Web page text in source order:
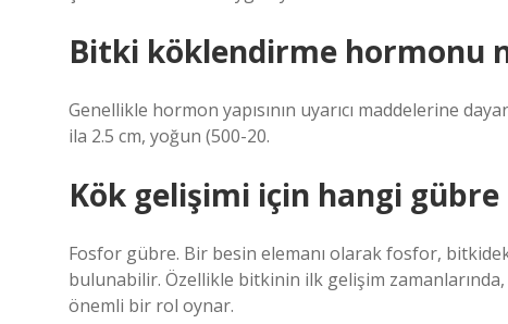
Bitki köklendirme hormonu
Genellikle hormon yapısının uyarıcı maddelerine
ila 2.5 cm, yoğun (500-20.
Kök gelişimi için hangi gübre
Fosfor gübre. Bir besin elemanı olarak fosfor,
bulunabilir. Özellikle bitkinin ilk gelişim
önemli bir rol oynar.